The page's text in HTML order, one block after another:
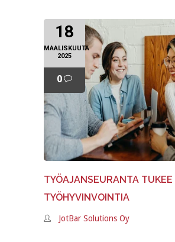
18
MAALISKUUTA
2025
0
TYÖAJANSEURANTA TUKEE
TYÖHYVINVOINTIA
JotBar Solutions Oy